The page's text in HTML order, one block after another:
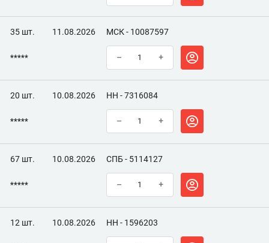
35 шт. 11.08.2026 МСК - 10087597
***** – +
20 шт. 10.08.2026 НН - 7316084
***** – +
67 шт. 10.08.2026 СПБ - 5114127
***** – +
12 шт. 10.08.2026 НН - 1596203